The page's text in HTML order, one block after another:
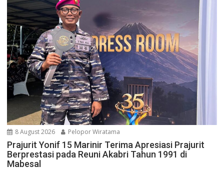
8 August 2026 Pelopor Wiratama
Prajurit Yonif 15 Marinir Terima Apresiasi Prajurit
Berprestasi pada Reuni Akabri Tahun 1991 di
Mabesal